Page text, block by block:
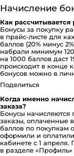
Начисление
Как
Бонусы за покупку
в прайс-листе для
баллов (20% минус
набрали минимум
на 1000 баллов даст
происходит в конце
бонусов можно в
Поделиться
Когда именно
заказа?
Бонусы начисляются
заказы, оплаченные
баллов по покупкам
оформили и
кабинете с 1
в разделе